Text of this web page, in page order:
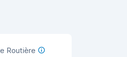
Routière